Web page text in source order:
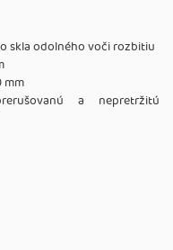
skla odolného voči rozbitiu
mm
a nepretržitú